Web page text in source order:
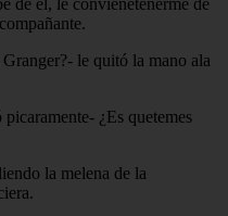
le quitó la mano ala
¿Es quetemes
la melena de la